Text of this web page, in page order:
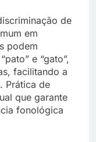
de
em
podem
e “gato”,
facilitando a
Prática de
que garante
fonológica